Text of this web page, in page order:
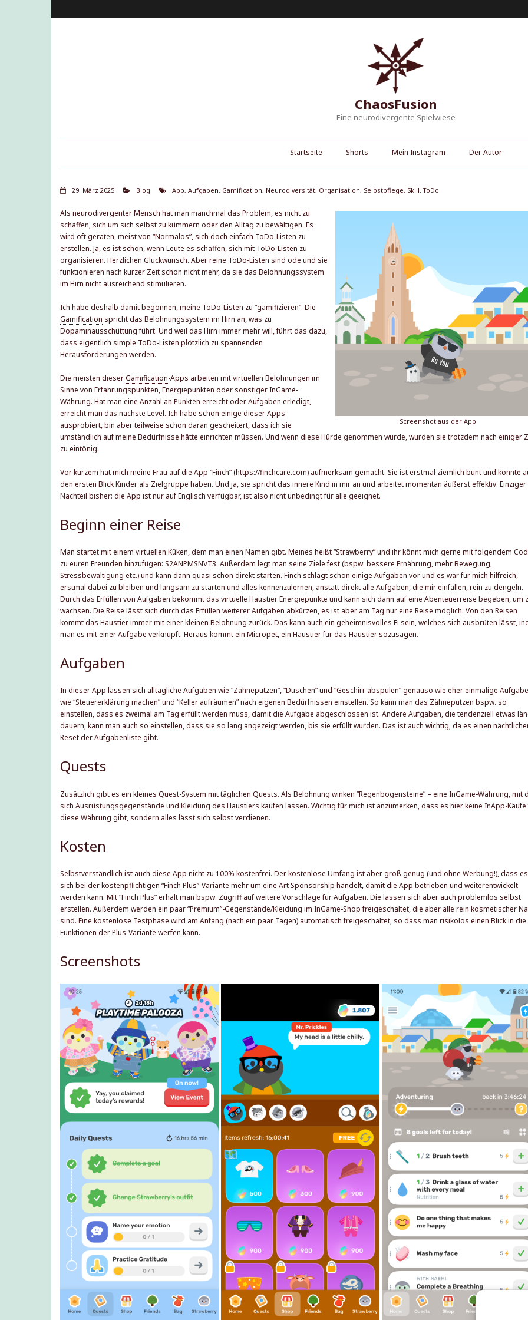
ChaosFusion
Eine neurodivergente Spielwiese
Startseite Shorts Mein Instagram Der Autor
29. März 2025 Blog App, Aufgaben, Gamification, Neurodiversität, Organisation, Selbstpflege, Skill,ToDo
Screenshot aus der App
Als neurodivergenter Mensch hat man manchmal das Problem, es nicht zu
schaffen, sich um sich selbst zu kümmern oder den Alltag zu bewältigen. Es
wird oft geraten, meist von “Normalos”, sich doch einfach ToDo-Listen zu
erstellen. Ja, es ist schön, wenn Leute es schaffen, sich mit ToDo-Listen zu
organisieren. Herzlichen Glückwunsch. Aber reine ToDo-Listen sind öde und sie
funktionieren nach kurzer Zeit schon nicht mehr, da sie das Belohnungssystem
im Hirn nicht ausreichend stimulieren.
Ich habe deshalb damit begonnen, meine ToDo-Listen zu “gamifizieren”. Die
Gamification spricht das Belohnungssystem im Hirn an, was zu
Dopaminausschüttung führt. Und weil das Hirn immer mehr will, führt das dazu,
dass eigentlich simple ToDo-Listen plötzlich zu spannenden
Herausforderungen werden.
Die meisten dieserGamification-Apps arbeiten mit virtuellen Belohnungen im
Sinne von Erfahrungspunkten, Energiepunkten oder sonstiger InGame-
Währung. Hat man eine Anzahl an Punkten erreicht oder Aufgaben erledigt,
erreicht man das nächste Level. Ich habe schon einige dieser Apps
ausprobiert, bin aber teilweise schon daran gescheitert, dass ich sie
umständlich auf meine Bedürfnisse hätte einrichten müssen. Und wenn diese Hürde genommen wurde, wurden sie trotzdem nach einiger
zu eintönig.
Vor kurzem hat mich meine Frau auf die App “Finch” (https://finchcare.com) aufmerksam gemacht. Sie ist erstmal ziemlich bunt und könnte
den ersten Blick Kinder als Zielgruppe haben. Und ja, sie spricht das innere Kind in mir an und arbeitet momentan äußerst effektiv. Einziger
Nachteil bisher: die App ist nur auf Englisch verfügbar, ist also nicht unbedingt für alle geeignet.
Beginn einer Reise
Man startet mit einem virtuellen Küken, dem man einen Namen gibt. Meines heißt “Strawberry” und ihr könnt mich gerne mit folgendem
zu euren Freunden hinzufügen: S2ANPMSNVT3. Außerdem legt man seine Ziele fest (bspw. bessere Ernährung, mehr Bewegung,
Stressbewältigung etc.) und kann dann quasi schon direkt starten. Finch schlägt schon einige Aufgaben vor und es war für mich hilfreich,
erstmal dabei zu bleiben und langsam zu starten und alles kennenzulernen, anstatt direkt alle Aufgaben, die mir einfallen, rein zu dengeln.
Durch das Erfüllen von Aufgaben bekommt das virtuelle Haustier Energiepunkte und kann sich dann auf eine Abenteuerreise begeben, um
wachsen. Die Reise lässt sich durch das Erfüllen weiterer Aufgaben abkürzen, es ist aber am Tag nur eine Reise möglich. Von den Reisen
kommt das Haustier immer mit einer kleinen Belohnung zurück. Das kann auch ein geheimnisvolles Ei sein, welches sich ausbrüten lässt,
man es mit einer Aufgabe verknüpft. Heraus kommt ein Micropet, ein Haustier für das Haustier sozusagen.
Aufgaben
In dieser App lassen sich alltägliche Aufgaben wie “Zähneputzen”, “Duschen” und “Geschirr abspülen” genauso wie eher einmalige
wie “Steuererklärung machen” und “Keller aufräumen” nach eigenen Bedürfnissen einstellen. So kann man das Zähneputzen bspw. so
einstellen, dass es zweimal am Tag erfüllt werden muss, damit die Aufgabe abgeschlossen ist. Andere Aufgaben, die tendenziell etwas
dauern, kann man auch so einstellen, dass sie so lang angezeigt werden, bis sie erfüllt wurden. Das ist auch wichtig, da es einen
Reset der Aufgabenliste gibt.
Quests
Zusätzlich gibt es ein kleines Quest-System mit täglichen Quests. Als Belohnung winken “Regenbogensteine” – eine InGame-Währung, mit
sich Ausrüstungsgegenstände und Kleidung des Haustiers kaufen lassen. Wichtig für mich ist anzumerken, dass es hier keine InApp-
diese Währung gibt, sondern alles lässt sich selbst verdienen.
Kosten
Selbstverständlich ist auch diese App nicht zu 100% kostenfrei. Der kostenlose Umfang ist aber groß genug (und ohne Werbung!), dass es
sich bei der kostenpflichtigen “Finch Plus”-Variante mehr um eine Art Sponsorship handelt, damit die App betrieben und weiterentwickelt
werden kann. Mit “Finch Plus” erhält man bspw. Zugriff auf weitere Vorschläge für Aufgaben. Die lassen sich aber auch problemlos selbst
erstellen. Außerdem werden ein paar “Premium”-Gegenstände/Kleidung im InGame-Shop freigeschaltet, die aber alle rein kosmetischer
sind. Eine kostenlose Testphase wird am Anfang (nach ein paar Tagen) automatisch freigeschaltet, so dass man risikolos einen Blick in die
Funktionen der Plus-Variante werfen kann.
Screenshots